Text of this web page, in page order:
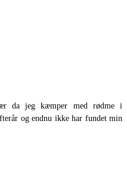
da jeg kæmper med rødme i
og endnu ikke har fundet min